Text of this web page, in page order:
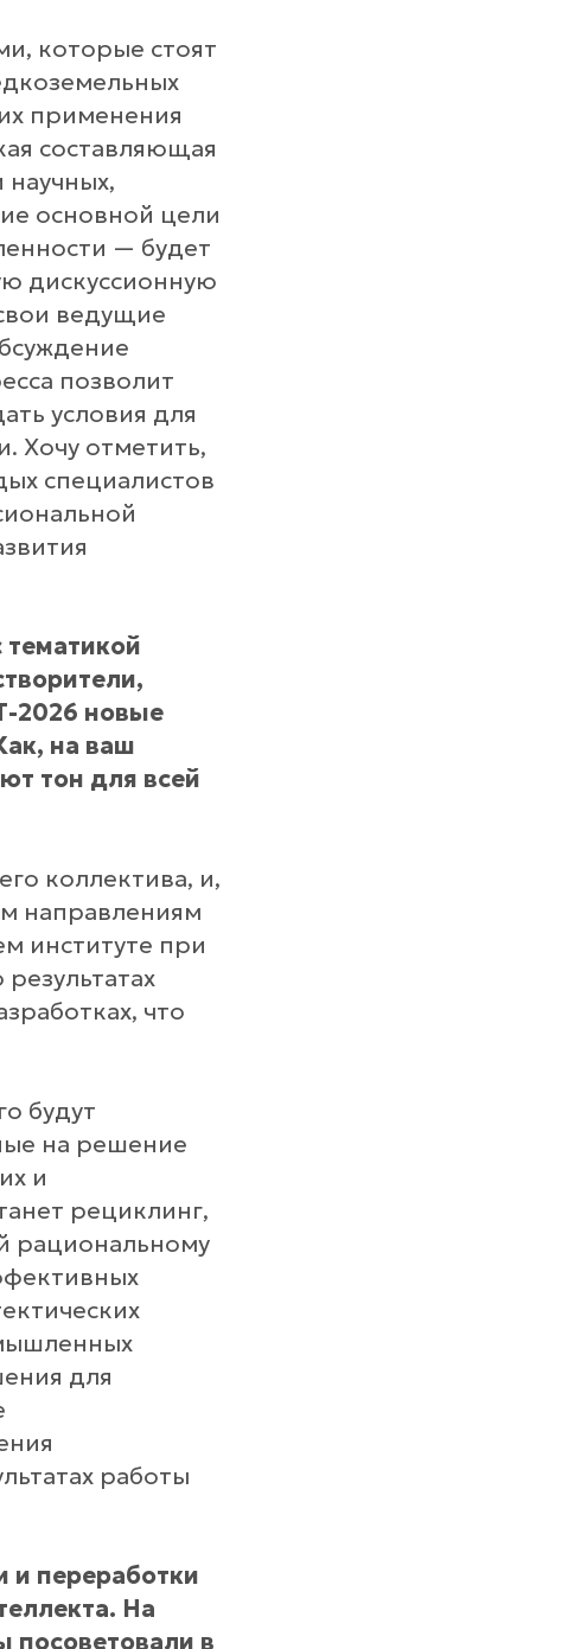
которые стоят
применения
составляющая
основной цели
— будет
дискуссионную
ведущие
позволит
условия для
Хочу отметить,
специалистов
2026 новые
на ваш
тон для всей
коллектива, и,
направлениям
институте при
что
будут
на решение
и
рециклинг,
рациональному
для
работы
и переработки
На
посоветовали в